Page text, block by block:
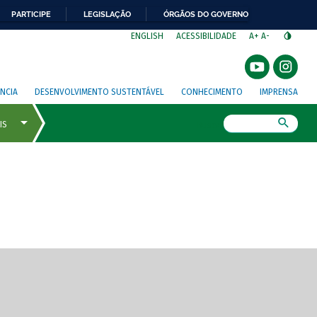
PARTICIPE LEGISLAÇÃO ÓRGÃOS DO GOVERNO
ENGLISH ACESSIBILIDADE A+ A-
DESENVOLVIMENTO SUSTENTÁVEL CONHECIMENTO IMPRENSA
de tela